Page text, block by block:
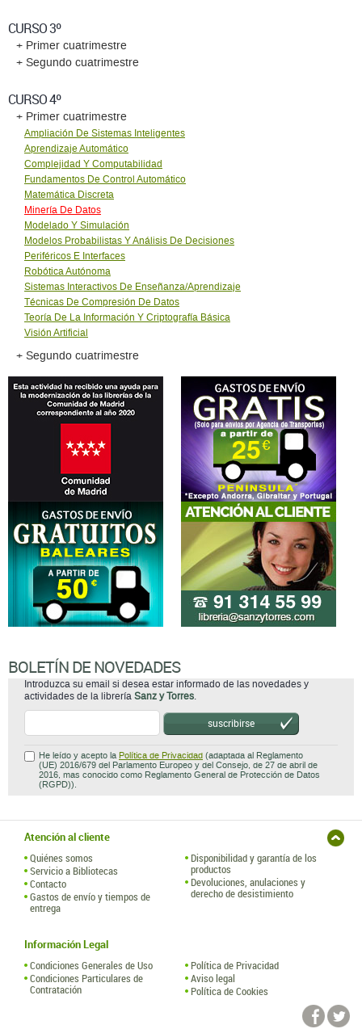
CURSO 3º
+ Primer cuatrimestre
+ Segundo cuatrimestre
CURSO 4º
+ Primer cuatrimestre
Ampliación De Sistemas Inteligentes
Aprendizaje Automático
Complejidad Y Computabilidad
Fundamentos De Control Automático
Matemática Discreta
Minería De Datos
Modelado Y Simulación
Modelos Probabilistas Y Análisis De Decisiones
Periféricos E Interfaces
Robótica Autónoma
Sistemas Interactivos De Enseñanza/Aprendizaje
Técnicas De Compresión De Datos
Teoría De La Información Y Criptografía Básica
Visión Artificial
+ Segundo cuatrimestre
BOLETÍN DE NOVEDADES
Introduzca su email si desea estar informado de las novedades y
actividades de la librería Sanz y Torres.
suscribirse
He leído y acepto la Política de Privacidad (adaptada al Reglamento
(UE) 2016/679 del Parlamento Europeo y del Consejo, de 27 de abril de
2016, mas conocido como Reglamento General de Protección de Datos
(RGPD)).
Atención al cliente
Quiénes somos
Servicio a Bibliotecas
Contacto
Gastos de envío y tiempos de
entrega
Disponibilidad y garantía de los
productos
Devoluciones, anulaciones y
derecho de desistimiento
Información Legal
Condiciones Generales de Uso
Condiciones Particulares de
Contratación
Política de Privacidad
Aviso legal
Política de Cookies